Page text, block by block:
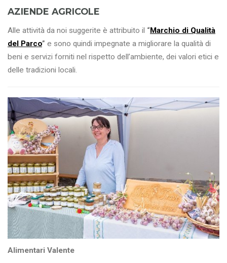
AZIENDE AGRICOLE
Alle attività da noi suggerite è attribuito il “Marchio di Qualità
del Parco” e sono quindi impegnate a migliorare la qualità di
beni e servizi forniti nel rispetto dell’ambiente, dei valori etici e
delle tradizioni locali.
Alimentari Valente